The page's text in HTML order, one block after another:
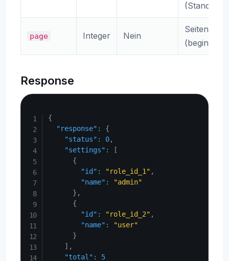
(Standard:
page Integer Nein
(beginnt
Response
{
"response" :
{
"status" : 0,
"settings" :
[
{
"id" : "role_id_1" ,
"name" :
"admin"
} ,
{
"id" : "role_id_2" ,
"name" :
"user"
}
] ,
"total" :
5